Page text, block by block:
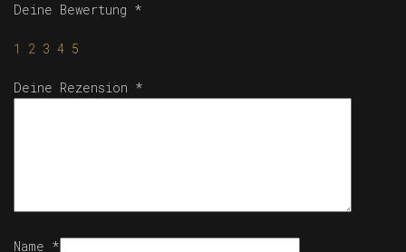
Deine Bewertung *
1 2 3 4 5
Deine Rezension *
Name *